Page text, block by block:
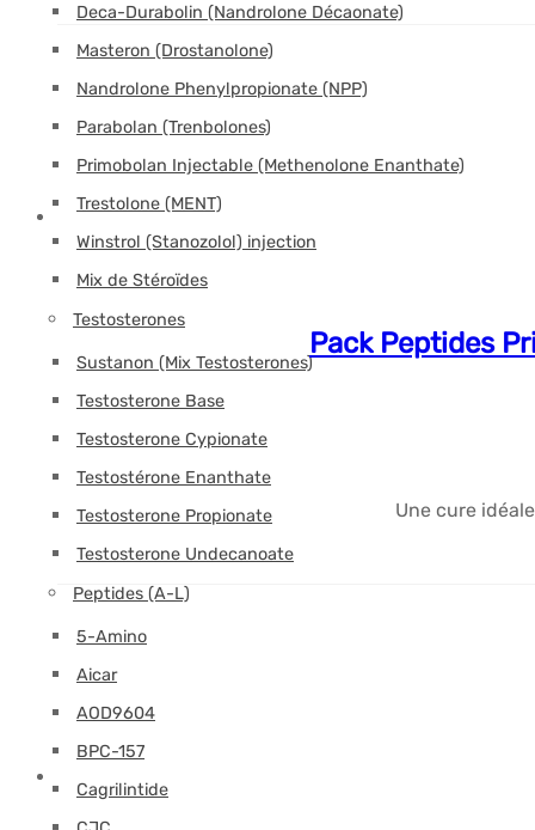
Deca-Durabolin (Nandrolone Décaonate)
Masteron (Drostanolone)
Nandrolone Phenylpropionate (NPP)
Parabolan (Trenbolones)
Primobolan Injectable (Methenolone Enanthate)
Trestolone (MENT)
Winstrol (Stanozolol) injection
Mix de Stéroïdes
Testosterones
Sustanon (Mix Testosterones)
Testosterone Base
Testosterone Cypionate
Testostérone Enanthate
Testosterone Propionate
Testosterone Undecanoate
Peptides (A-L)
5-Amino
Aicar
AOD9604
BPC-157
Cagrilintide
Pack Peptides
Une cure